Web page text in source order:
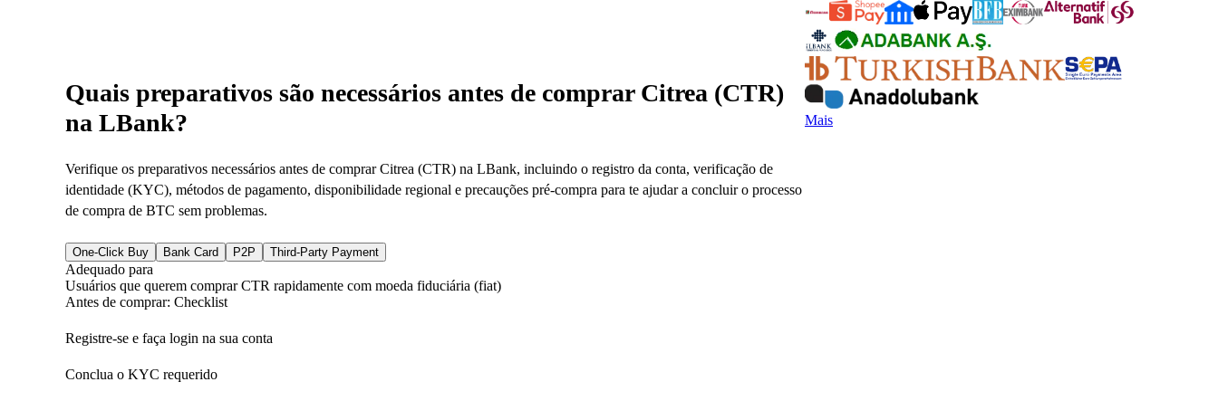
Quais preparativos são necessários antes de comprar Citrea (CTR)
na LBank?
Verifique os preparativos necessários antes de comprar Citrea (CTR) na LBank, incluindo o registro da conta, verificação de
identidade (KYC), métodos de pagamento, disponibilidade regional e precauções pré-compra para te ajudar a concluir o processo
de compra de BTC sem problemas.
One-Click Buy Bank Card P2P Third-Party Payment
Adequado para
Usuários que querem comprar CTR rapidamente com moeda fiduciária (fiat)
Antes de comprar: Checklist
Registre-se e faça login na sua conta
Conclua o KYC requerido
Mais